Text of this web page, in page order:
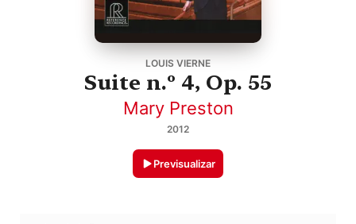
LOUIS VIERNE
Suite n.º 4, Op. 55
Mary Preston
2012
Previsualizar